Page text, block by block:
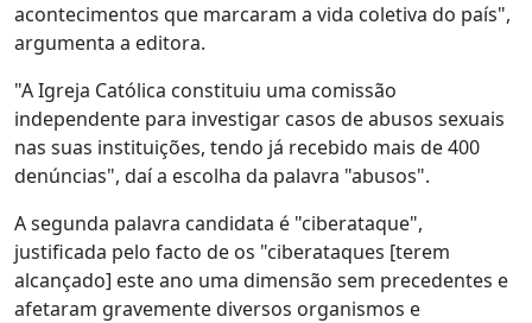
acontecimentos que marcaram a vida coletiva do país",
argumenta a editora.
"A Igreja Católica constituiu uma comissão
independente para investigar casos de abusos sexuais
nas suas instituições, tendo já recebido mais de 400
denúncias", daí a escolha da palavra "abusos".
A segunda palavra candidata é "ciberataque",
justificada pelo facto de os "ciberataques [terem
alcançado] este ano uma dimensão sem precedentes e
afetaram gravemente diversos organismos e